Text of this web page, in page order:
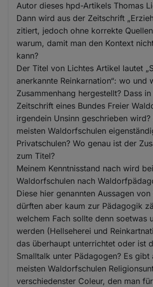
Autor dieses hpd-Artikels Thomas
Dann wird aus der Zeitschrift
zitiert, jedoch ohne korrekte
warum, damit man den Kontext
kann?
Der Titel von Lichtes Artikel lautet
anerkannte Reinkarnation“: wo und
Zusammenhang hergestellt? Dass
Zeitschrift eines Bundes Freier
irgendein Unsinn geschrieben
meisten Waldorfschulen
Privatschulen? Wo genau ist der
zum Titel?
Meinem Kenntnisstand nach wird
Waldorfschulen nach
Diese hier genannten Aussagen von
dürften aber kaum zur Pädagogik
welchem Fach sollte denn soetwas
werden (Hellseherei und
das überhaupt unterrichtet oder ist
Smalltalk unter Pädagogen? Es gibt
meisten Waldorfschulen
verschiedenster Coleur, den man